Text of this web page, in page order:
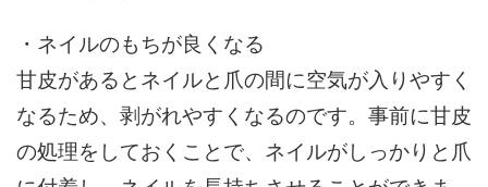
・ネイルのもちが良くなる
甘皮があるとネイルと爪の間に空気が入りやすく
なるため、剥がれやすくなるのです。事前に甘皮
の処理をしておくことで、ネイルがしっかりと爪